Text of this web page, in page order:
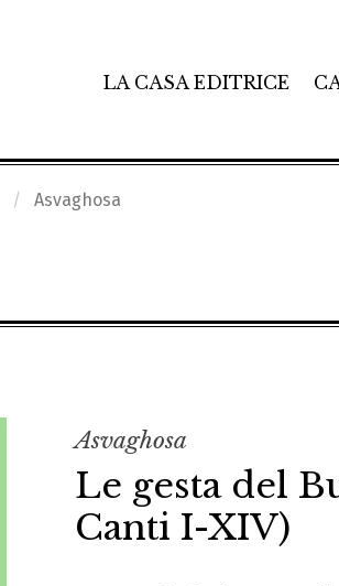
LA CASA EDITRICE
Asvaghosa
Asvaghosa
Le gesta del
Canti I-XIV)